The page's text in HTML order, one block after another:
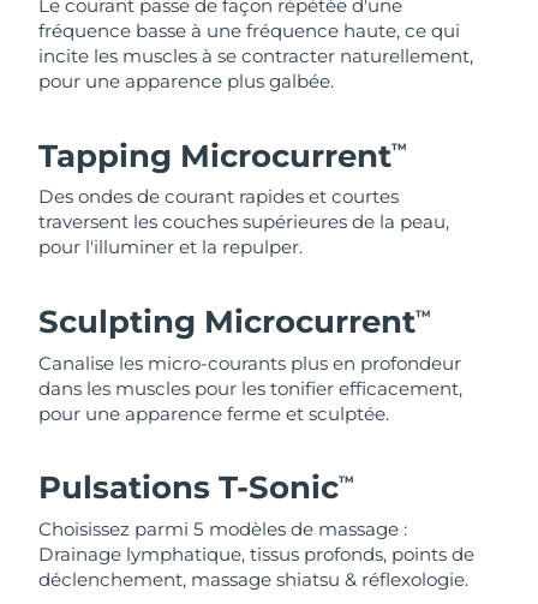
Le courant passe de façon répétée d'une
fréquence basse à une fréquence haute, ce qui
incite les muscles à se contracter naturellement,
pour une apparence plus galbée.
Tapping MicrocurrentTM
Des ondes de courant rapides et courtes
traversent les couches supérieures de la peau,
pour l'illuminer et la repulper.
Sculpting MicrocurrentTM
Canalise les micro-courants plus en profondeur
dans les muscles pour les tonifier efficacement,
pour une apparence ferme et sculptée.
Pulsations T-SonicTM
Choisissez parmi 5 modèles de massage :
Drainage lymphatique, tissus profonds, points de
déclenchement, massage shiatsu & réflexologie.